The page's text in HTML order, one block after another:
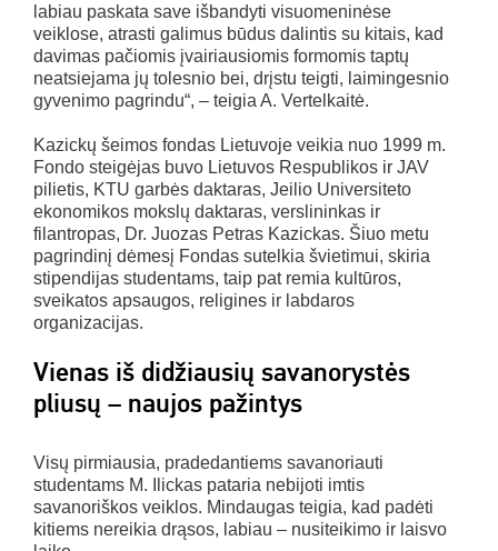
labiau paskata save išbandyti visuomeninėse
veiklose, atrasti galimus būdus dalintis su kitais, kad
davimas pačiomis įvairiausiomis formomis taptų
neatsiejama jų tolesnio bei, drįstu teigti, laimingesnio
gyvenimo pagrindu“, – teigia A. Vertelkaitė.
Kazickų šeimos fondas Lietuvoje veikia nuo 1999 m.
Fondo steigėjas buvo Lietuvos Respublikos ir JAV
pilietis, KTU garbės daktaras, Jeilio Universiteto
ekonomikos mokslų daktaras, verslininkas ir
filantropas, Dr. Juozas Petras Kazickas. Šiuo metu
pagrindinį dėmesį Fondas sutelkia švietimui, skiria
stipendijas studentams, taip pat remia kultūros,
sveikatos apsaugos, religines ir labdaros
organizacijas.
Vienas iš didžiausių savanorystės
pliusų – naujos pažintys
Visų pirmiausia, pradedantiems savanoriauti
studentams M. Ilickas pataria nebijoti imtis
savanoriškos veiklos. Mindaugas teigia, kad padėti
kitiems nereikia drąsos, labiau – nusiteikimo ir laisvo